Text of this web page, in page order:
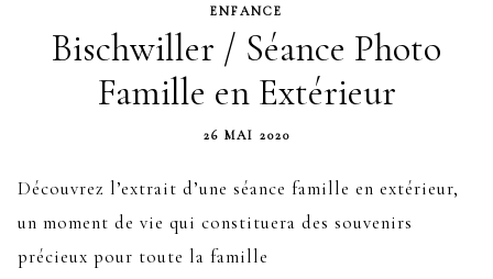
ENFANCE
Bischwiller / Séance Photo
Famille en Extérieur
26 MAI 2020
Découvrez l’extrait d’une séance famille en extérieur,
un moment de vie qui constituera des souvenirs
précieux pour toute la famille